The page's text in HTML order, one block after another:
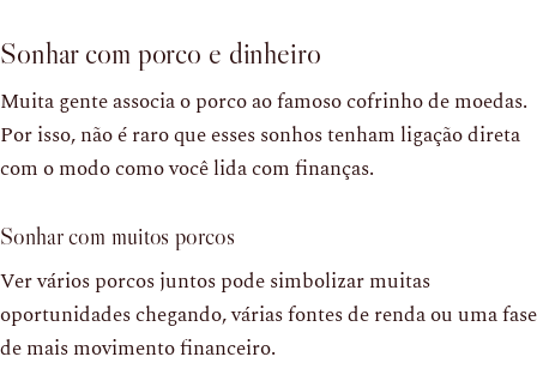
Sonhar com porco e dinheiro
Muita gente associa o porco ao famoso cofrinho de moedas.
Por isso, não é raro que esses sonhos tenham ligação direta
com o modo como você lida com finanças.
Sonhar com muitos porcos
Ver vários porcos juntos pode simbolizar muitas
oportunidades chegando, várias fontes de renda ou uma fase
de mais movimento financeiro.